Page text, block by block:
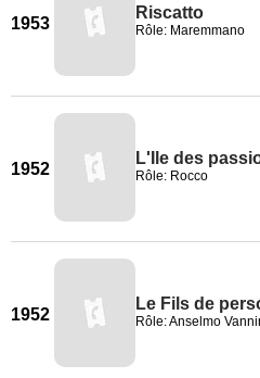
1953
Riscatto
Rôle: Maremmano
1952
L'Ile des
Rôle: Rocco
1952
Le Fils de
Rôle: Anselmo